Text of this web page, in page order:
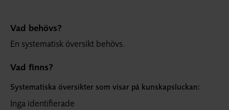
Vad behövs?
En systematisk översikt behövs.
Vad finns?
Systematiska översikter som visar på kunskapsluckan:
Inga identifierade